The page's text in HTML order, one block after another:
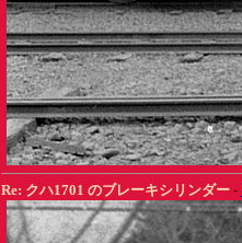
Re: クハ1701 のブレーキシリンダー-